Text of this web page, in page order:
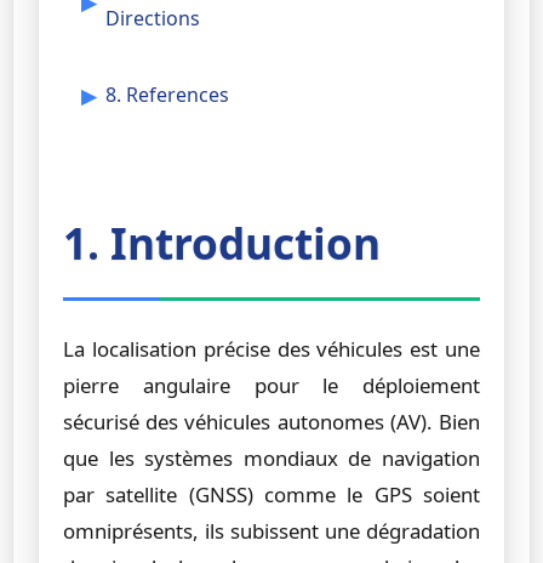
Directions
8. References
1. Introduction
La localisation précise des véhicules est une
pierre angulaire pour le déploiement
sécurisé des véhicules autonomes (AV). Bien
que les systèmes mondiaux de navigation
par satellite (GNSS) comme le GPS soient
omniprésents, ils subissent une dégradation